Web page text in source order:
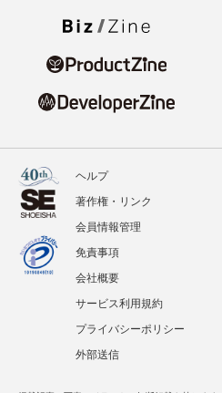
ヘルプ
著作権・リンク
会員情報管理
免責事項
会社概要
サービス利用規約
プライバシーポリシー
外部送信